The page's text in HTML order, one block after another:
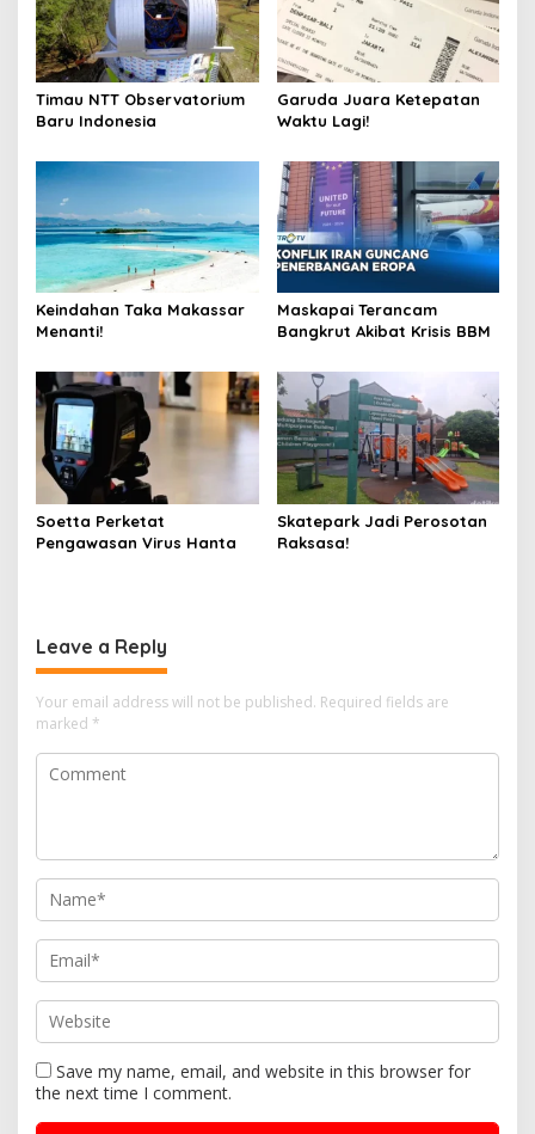
Timau NTT Observatorium
Baru Indonesia
Garuda Juara Ketepatan
Waktu Lagi!
Keindahan Taka Makassar
Menanti!
Maskapai Terancam
Bangkrut Akibat Krisis BBM
Soetta Perketat
Pengawasan Virus Hanta
Skatepark Jadi Perosotan
Raksasa!
Leave a Reply
Your email address will not be published. Required fields are
marked *
Save my name, email, and website in this browser for
the next time I comment.